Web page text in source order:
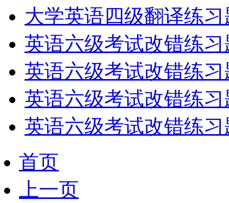
大学英语四级翻译练
英语六级考试改错练习
英语六级考试改错练习
英语六级考试改错练习
英语六级考试改错练习
首页
上一页